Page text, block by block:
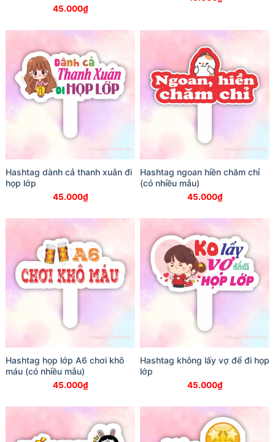
45.000₫
Hashtag dành cả thanh xuân đi
họp lớp
45.000₫
Hashtag ngoan hiền chăm chỉ
(có nhiều mẫu)
45.000₫
Hashtag họp lớp A6 chơi khô
máu (có nhiều mẫu)
45.000₫
Hashtag không lấy vợ để đi họp
lớp
45.000₫